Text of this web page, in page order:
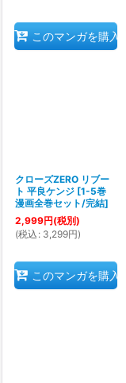
このマンガを購入
クローズZERO リブー
ト 平良ケンジ [1-5巻
漫画全巻セット/完結]
2,999円(税別)
(税込 : 3,299円)
このマンガを購入